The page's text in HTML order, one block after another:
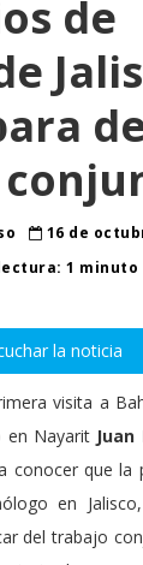
de
16 de
1 minuto
la noticia
visita a
en Nayarit Juan
conocer que la
en Jalisco,
del trabajo